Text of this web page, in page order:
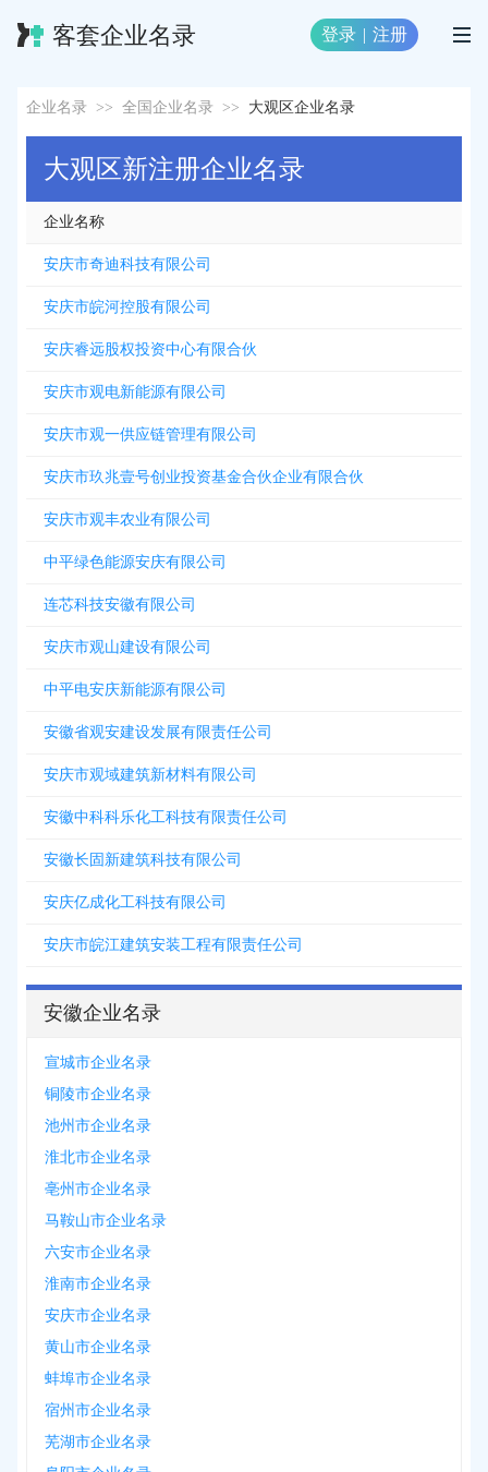
客套企业名录 登录 | 注册
企业名录 >> 全国企业名录 >> 大观区企业名录
大观区新注册企业名录
企业名称
安庆市奇迪科技有限公司
安庆市皖河控股有限公司
安庆睿远股权投资中心有限合伙
安庆市观电新能源有限公司
安庆市观一供应链管理有限公司
安庆市玖兆壹号创业投资基金合伙企业有限合伙
安庆市观丰农业有限公司
中平绿色能源安庆有限公司
连芯科技安徽有限公司
安庆市观山建设有限公司
中平电安庆新能源有限公司
安徽省观安建设发展有限责任公司
安庆市观域建筑新材料有限公司
安徽中科科乐化工科技有限责任公司
安徽长固新建筑科技有限公司
安庆亿成化工科技有限公司
安庆市皖江建筑安装工程有限责任公司
安徽企业名录
宣城市企业名录
铜陵市企业名录
池州市企业名录
淮北市企业名录
亳州市企业名录
马鞍山市企业名录
六安市企业名录
淮南市企业名录
安庆市企业名录
黄山市企业名录
蚌埠市企业名录
宿州市企业名录
芜湖市企业名录